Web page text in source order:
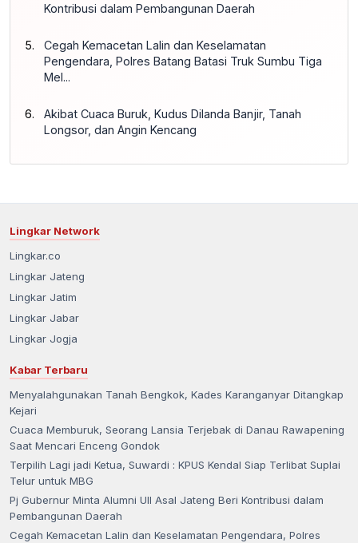
Kontribusi dalam Pembangunan Daerah
Cegah Kemacetan Lalin dan Keselamatan
Pengendara, Polres Batang Batasi Truk Sumbu Tiga
Mel...
Akibat Cuaca Buruk, Kudus Dilanda Banjir, Tanah
Longsor, dan Angin Kencang
Lingkar Network
Lingkar.co
Lingkar Jateng
Lingkar Jatim
Lingkar Jabar
Lingkar Jogja
Kabar Terbaru
Menyalahgunakan Tanah Bengkok, Kades Karanganyar Ditangkap
Kejari
Cuaca Memburuk, Seorang Lansia Terjebak di Danau Rawapening
Saat Mencari Enceng Gondok
Terpilih Lagi jadi Ketua, Suwardi : KPUS Kendal Siap Terlibat Suplai
Telur untuk MBG
Pj Gubernur Minta Alumni UII Asal Jateng Beri Kontribusi dalam
Pembangunan Daerah
Cegah Kemacetan Lalin dan Keselamatan Pengendara, Polres